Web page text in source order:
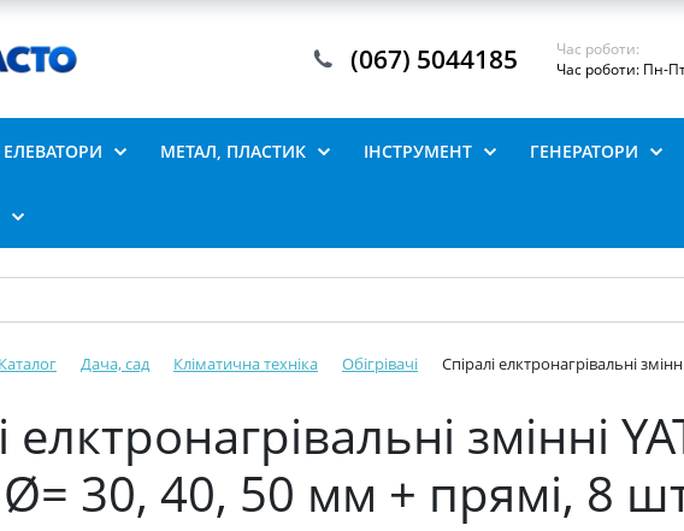
(067) 5044185
Час роботи:
Час роботи: Пн-
ЕЛЕВАТОРИ МЕТАЛ, ПЛАСТИК ІНСТРУМЕНТ ГЕНЕРАТОРИ
Каталог Дача, сад Кліматична техніка Обігрівачі Спіралі елктронагрівальні
елктронагрівальні змінні
30, 40, 50 мм + прямі, 8